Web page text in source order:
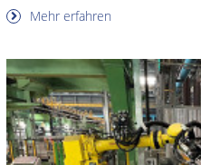
Mehr erfahren